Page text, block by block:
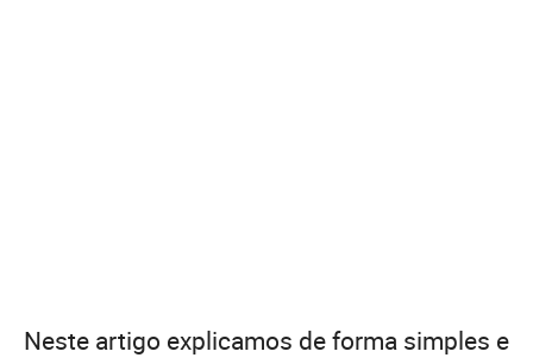
Neste artigo explicamos de forma simples e